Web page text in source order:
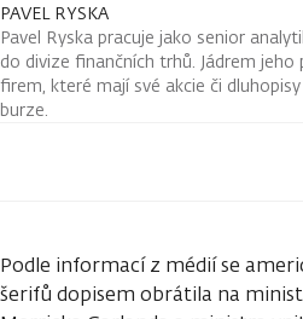
PAVEL RYSKA
Pavel Ryska pracuje jako senior
do divize finančních trhů. Jádrem
firem, které mají své akcie či
burze.
Podle informací z médií se
šerifů dopisem obrátila na